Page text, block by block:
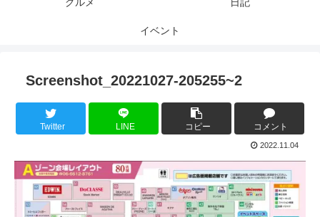
イベント
Screenshot_20221027-205255~2
Twitter LINE コピー コメント
2022.11.04